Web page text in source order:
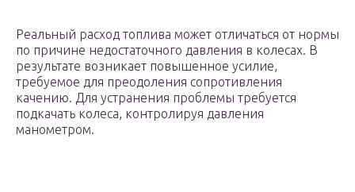
Реальный расход топлива может отличаться от нормы
по причине недостаточного давления в колесах. В
результате возникает повышенное усилие,
требуемое для преодоления сопротивления
качению. Для устранения проблемы требуется
подкачать колеса, контролируя давления
манометром.